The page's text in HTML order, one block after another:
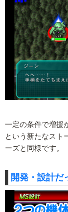
一定の条件で増援
という新たなスト
ーズと同様です。
開発・設計だ